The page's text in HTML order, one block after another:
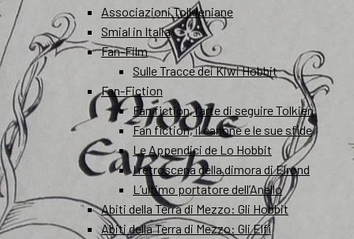
Associazioni Tolkieniane
Smial in Italia
Fan-Film
Sulle Tracce dei Kiwi Hobbit
Fan-Fiction
Fan fiction, l’arte di seguire Tolkien
Fan fiction, il canone e le sue sfide
Le Appendici de Lo Hobbit
I retroscena della dimora di Elrond
L’ultimo portatore dell’Anello
Abiti della Terra di Mezzo: Gli Hobbit
Abiti della Terra di Mezzo: Gli Elfi